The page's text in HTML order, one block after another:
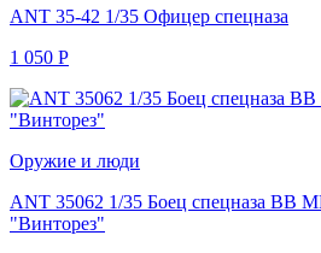
ANT 35-42 1/35 Офицер спецназа
1 050 Р
Оружие и люди
ANT 35062 1/35 Боец спецназа ВВ
"Винторез"